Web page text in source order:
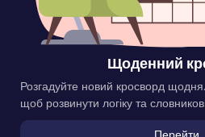
Щоденний
Розгадуйте новий кросворд щодня.
щоб розвинути логіку та